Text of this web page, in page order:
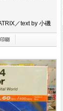
／text by 小磯